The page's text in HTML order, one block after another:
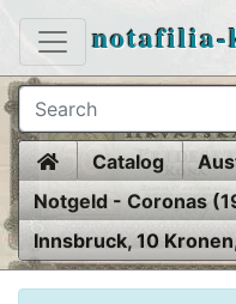
notafilia-
HomeCatalog
Notgeld - Coronas
Innsbruck, 10